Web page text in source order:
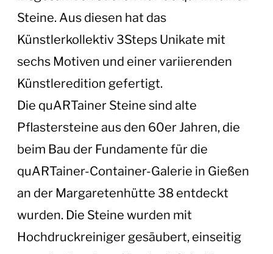
Steine. Aus diesen hat das
Künstlerkollektiv 3Steps Unikate mit
sechs Motiven und einer variierenden
Künstleredition gefertigt.
Die quARTainer Steine sind alte
Pflastersteine aus den 60er Jahren, die
beim Bau der Fundamente für die
quARTainer-Container-Galerie in Gießen
an der Margaretenhütte 38 entdeckt
wurden. Die Steine wurden mit
Hochdruckreiniger gesäubert, einseitig